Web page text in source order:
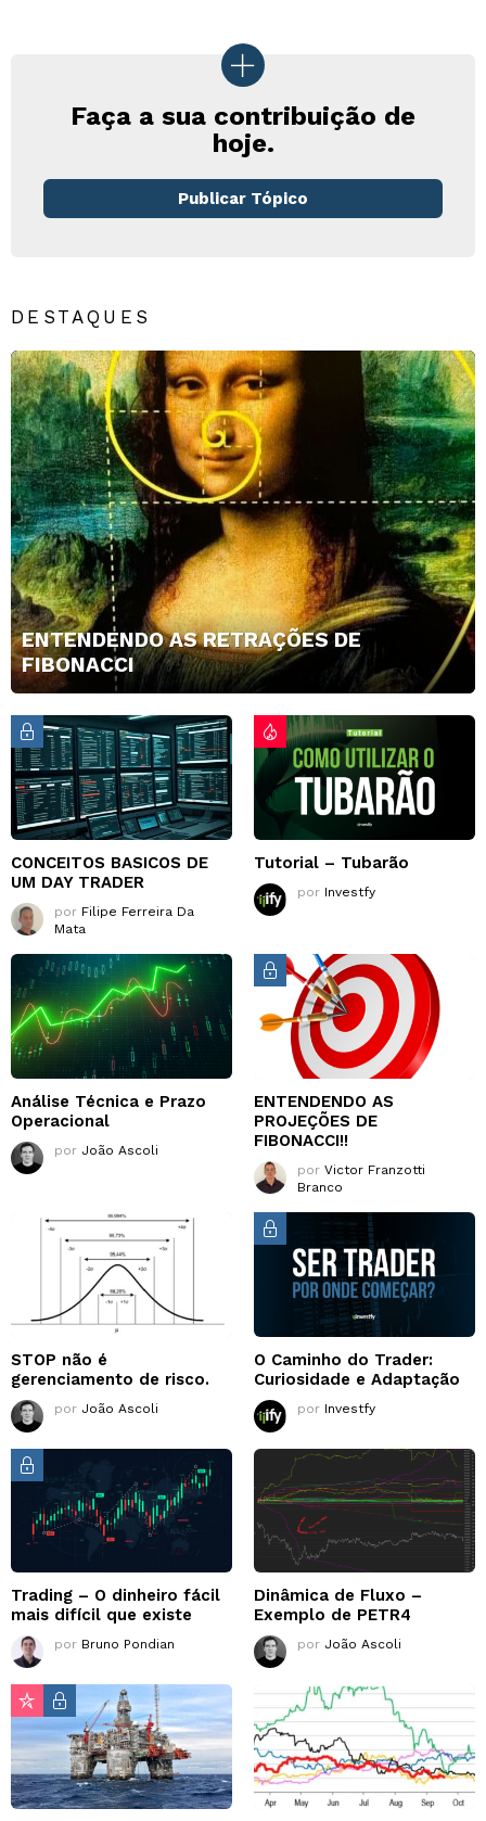
Faça a sua contribuição de
hoje.
Publicar Tópico
DESTAQUES
ENTENDENDO AS RETRAÇÕES DE
FIBONACCI
CONCEITOS BASICOS DE
UM DAY TRADER
por Filipe Ferreira Da
Mata
Tutorial – Tubarão
por Investfy
Análise Técnica e Prazo
Operacional
por João Ascoli
ENTENDENDO AS
PROJEÇÕES DE
FIBONACCI!!
por Victor Franzotti
Branco
STOP não é
gerenciamento de risco.
por João Ascoli
O Caminho do Trader:
Curiosidade e Adaptação
por Investfy
Trading – O dinheiro fácil
mais difícil que existe
por Bruno Pondian
Dinâmica de Fluxo –
Exemplo de PETR4
por João Ascoli